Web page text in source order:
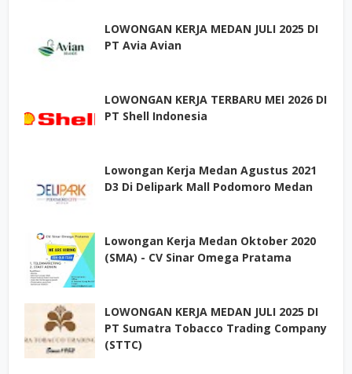
LOWONGAN KERJA MEDAN JULI 2025 DI
PT Avia Avian
LOWONGAN KERJA TERBARU MEI 2026 DI
PT Shell Indonesia
Lowongan Kerja Medan Agustus 2021
D3 Di Delipark Mall Podomoro Medan
Lowongan Kerja Medan Oktober 2020
(SMA) - CV Sinar Omega Pratama
LOWONGAN KERJA MEDAN JULI 2025 DI
PT Sumatra Tobacco Trading Company
(STTC)